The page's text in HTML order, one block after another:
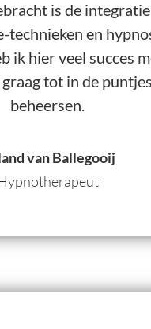
is de
technieken en
ik hier veel succes
tot in de puntjes
beheersen.
van Ballegooij